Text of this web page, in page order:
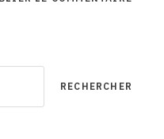
RECHERCHER